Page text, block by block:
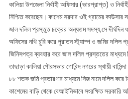
কালিয়া উপজেলা নির্বাহী অফিসার (ভারপ্রাপ্ত) ও
নিশ্চিত করেছেন। কাশেম সরদার ওই গ্রামের কাউসার
জাল দলিল প্রস্তুত চক্রের অন্যতম সদস্য,সে দীর্ঘদিন
অফিসের নথি চুরি করে পুরাতন স্ট্যাম্প ও জমির দলিল
জিনিসপত্র ব্যবহার করে জাল দলিল প্রস্ততের মাধ্যমে
তাছাড়া কালিয়া পৌরসভার গোবিন্দ নগরের স্থায়ী
৮৮ শতক জমি প্রতারণার মাধ্যমে নিজ নামে দলিল করে
কাশেমের বাড়ি থেকে বেআইনিভাবে সংরক্ষিত